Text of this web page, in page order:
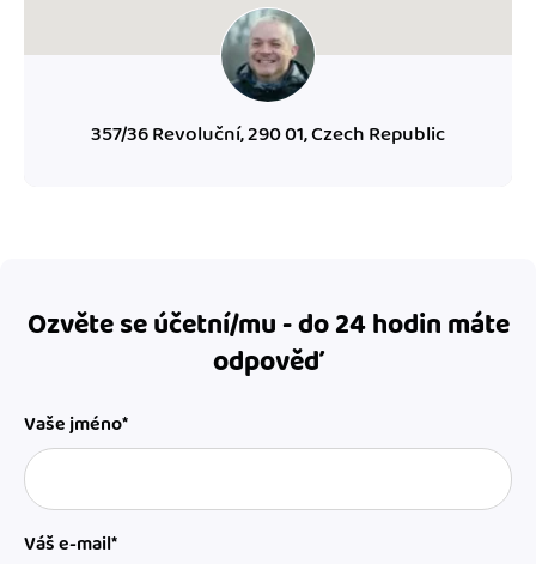
357/36 Revoluční, 290 01, Czech Republic
Ozvěte se účetní/mu - do 24 hodin máte
odpověď
Vaše jméno*
Váš e-mail*